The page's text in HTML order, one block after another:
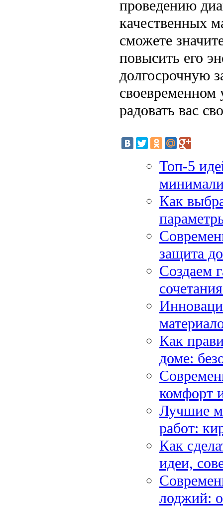
проведению
качественных
сможете
повысить его
долгосрочную
радовать вас
Топ-5
Как
защита
Создаем
Как
доме:
комфорт
Лучшие
работ:
Как
идеи,
лоджий: